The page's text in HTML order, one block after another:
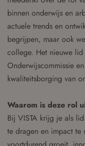
binnen onderwijs en
actuele trends en
begrijpen, maar ook
college. Het nieuwe
Onderwijscommissie
kwaliteitsborging van
Waarom is deze rol
Bij VISTA krijg je als
te dragen en impact te